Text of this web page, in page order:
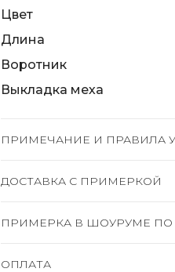
Цвет
Длина
Воротник
Выкладка меха
ПРИМЕЧАНИЕ И ПРАВИЛА
ДОСТАВКА C ПРИМЕРКОЙ
ПРИМЕРКА В ШОУРУМЕ ПО
ОПЛАТА